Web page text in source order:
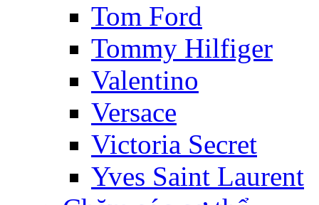
Tom Ford
Tommy Hilfiger
Valentino
Versace
Victoria Secret
Yves Saint Laurent